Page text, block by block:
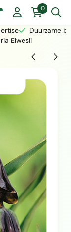
0
Duurzame
Elwesii